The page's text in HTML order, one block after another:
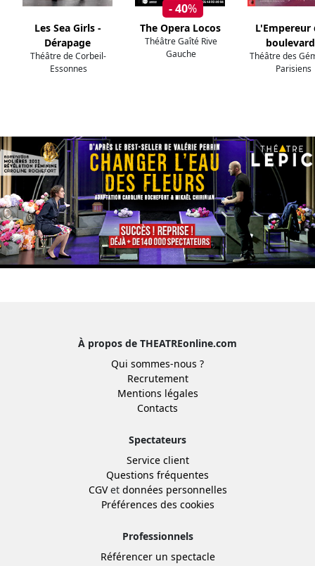
Les Sea Girls -
Dérapage
Théâtre de Corbeil-
Essonnes
- 40%
The Opera Locos
Théâtre Gaîté Rive
Gauche
L'Empereur
Théâtre des
Parisiens
À propos de THEATREonline.com
Qui sommes-nous ?
Recrutement
Mentions légales
Contacts
Spectateurs
Service client
Questions fréquentes
CGVet données personnelles
Préférences des cookies
Professionnels
Référencer un spectacle